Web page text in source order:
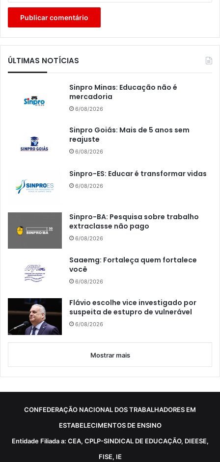
ÚLTIMAS NOTÍCIAS
Sinpro Minas: Educação não é
mercadoria
6/08/2026
Sinpro Goiás: Mais de 5 anos sem
reajuste
6/08/2026
Sinpro-ES: Educar é transformar vidas
6/08/2026
Sinpro-BA: Pesquisa sobre trabalho
extraclasse não pago
6/08/2026
Saaemg: Fortaleça quem fortalece
você
6/08/2026
Flávio escolhe vice investigado por
suspeita de estupro de vulnerável
6/08/2026
Mostrar mais
CONFEDERAÇÃO NACIONAL DOS TRABALHADORES EM
ESTABELECIMENTOS DE ENSINO
Entidade Filiada a: CEA, CPLP-SINDICAL DE EDUCAÇÃO, DIEESE,
FISE, IE